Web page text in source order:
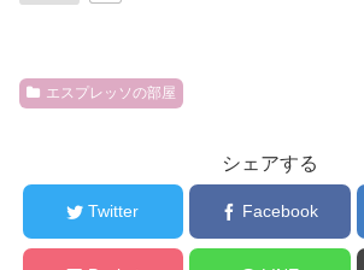
エスプレッソの部屋
シェアする
Twitter Facebook